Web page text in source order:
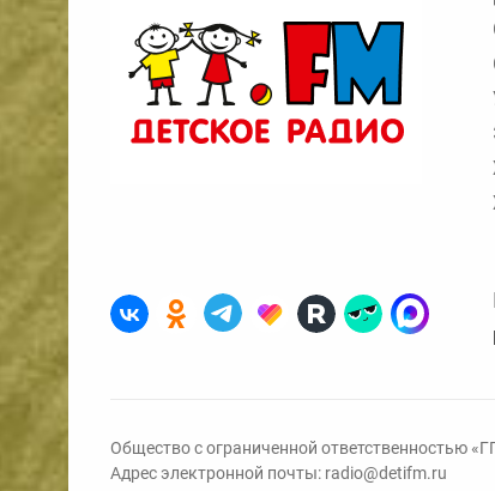
Добавьте в очередь прослушивания
Общество с ограниченной ответственностью
Адрес электронной почты: radio@detifm.ru